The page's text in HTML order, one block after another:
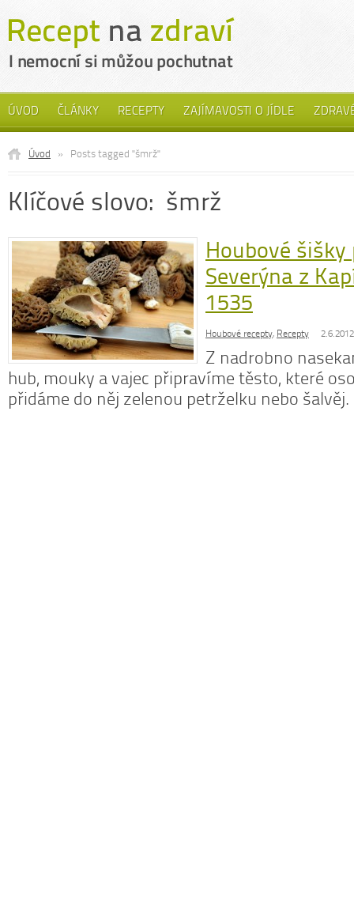
ÚVOD ČLÁNKY RECEPTY ZAJÍMAVOSTI O JÍDLE
Úvod » Posts tagged "šmrž"
Klíčové slovo: šmrž
Houbové šišky
Severýna z
1535
Houbové recepty, Recepty 2.6.2012
Z nadrobno
hub, mouky a vajec připravíme těsto, které
přidáme do něj zelenou petrželku nebo